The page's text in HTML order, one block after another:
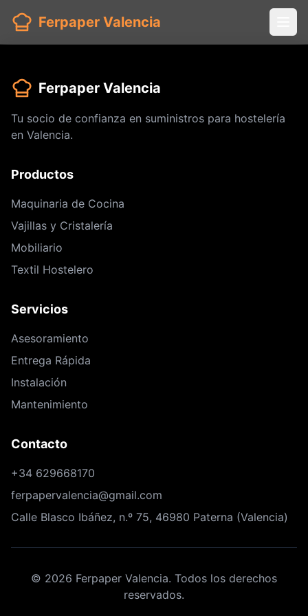
Ferpaper Valencia
Ferpaper Valencia
Tu socio de confianza en suministros para hostelería
en Valencia.
Productos
Maquinaria de Cocina
Vajillas y Cristalería
Mobiliario
Textil Hostelero
Servicios
Asesoramiento
Entrega Rápida
Instalación
Mantenimiento
Contacto
+34 629668170
ferpapervalencia@gmail.com
Calle Blasco Ibáñez, n.º 75, 46980 Paterna (Valencia)
© 2026 Ferpaper Valencia. Todos los derechos
reservados.